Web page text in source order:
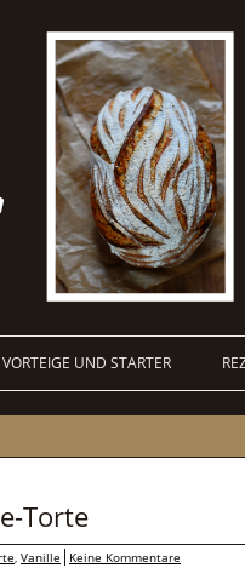
VORTEIGE UND STARTER
Torte
, Vanille
Keine Kommentare